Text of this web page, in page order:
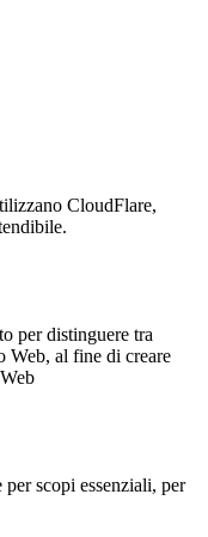
CloudFlare,
per distinguere tra
Web, al fine di creare
scopi essenziali, per